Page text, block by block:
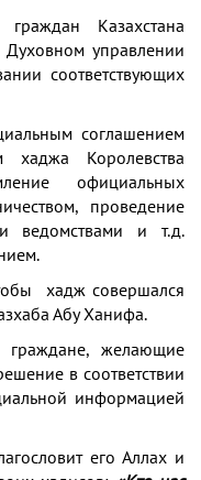
Казахстана
управлении
соответствующих
соглашением
Королевства
официальных
проведение
ведомствами и т.д.
хадж совершался
Абу Ханифа.
желающие
в соответствии
информацией
его Аллах и